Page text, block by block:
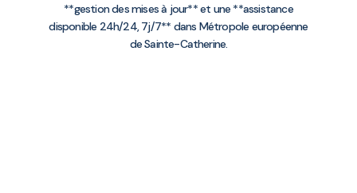
**gestion des mises à jour** et une **assistance
disponible 24h/24, 7j/7** dans Métropole européenne
de Sainte-Catherine.